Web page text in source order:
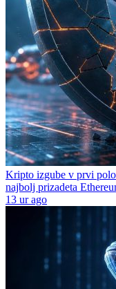
Kripto izgube v prvi
najbolj prizadeta
13 ur ago